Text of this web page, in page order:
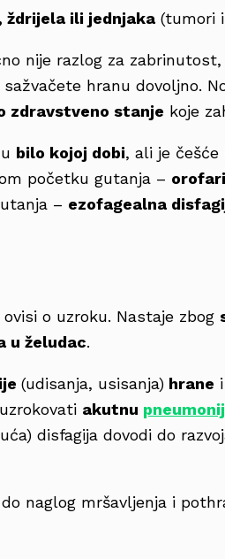
ili jednjaka (tumori
nije razlog za
hranu dovoljno.
zdravstveno stanje koje
bilo kojoj dobi, ali je
početku gutanja –
– ezofagealna
o uzroku. Nastaje zbog
u želudac.
(udisanja, usisanja) hrane
akutnu
disfagija dovodi do
naglog mršavljenja i